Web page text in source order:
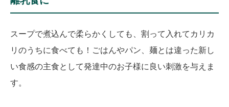
スープで煮込んで柔らかくしても、割って入れてカリカ
リのうちに食べても！ごはんやパン、麺とは違った新し
い食感の主食として発達中のお子様に良い刺激を与えま
す。